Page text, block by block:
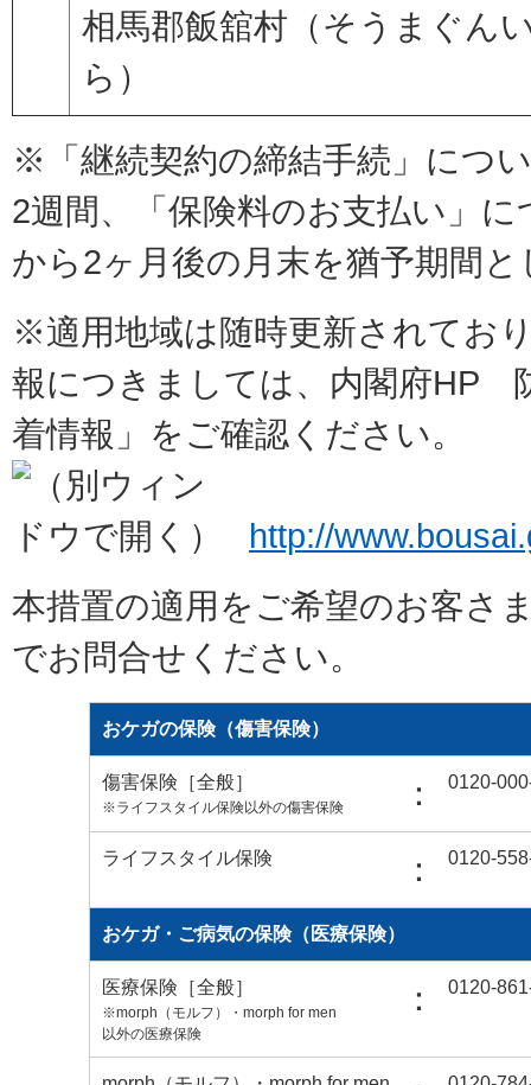
相馬郡飯舘村（そうまぐん
ら）
※「継続契約の締結手続」につ
2週間、「保険料のお支払い」
から2ヶ月後の月末を猶予期間
※適用地域は随時更新されてお
報につきましては、内閣府HP
着情報」をご確認ください。
http://
本措置の適用をご希望のお客さ
でお問合せください。
おケガの保険（傷害保険）
傷害保険［全般］
※ライフスタイル保険以外の傷害保険 ： 0120-
ライフスタイル保険 ： 0120-
おケガ・ご病気の保険（医療保険）
医療保険［全般］
※morph（モルフ）・morph for men
以外の医療保険
： 0120-